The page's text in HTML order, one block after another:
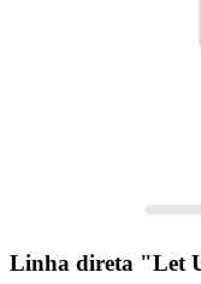
Linha direta "Let